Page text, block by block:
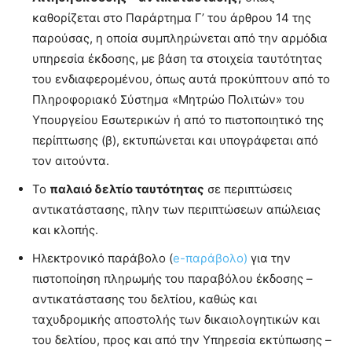
καθορίζεται στο Παράρτημα Γ’ του άρθρου 14 της
παρούσας, η οποία συμπληρώνεται από την αρμόδια
υπηρεσία έκδοσης, με βάση τα στοιχεία ταυτότητας
του ενδιαφερομένου, όπως αυτά προκύπτουν από το
Πληροφοριακό Σύστημα «Μητρώο Πολιτών» του
Υπουργείου Εσωτερικών ή από το πιστοποιητικό της
περίπτωσης (β), εκτυπώνεται και υπογράφεται από
τον αιτούντα.
Το παλαιό δελτίο ταυτότητας σε περιπτώσεις
αντικατάστασης, πλην των περιπτώσεων απώλειας
και κλοπής.
Ηλεκτρονικό παράβολο (e-παράβολο) για την
πιστοποίηση πληρωμής του παραβόλου έκδοσης –
αντικατάστασης του δελτίου, καθώς και
ταχυδρομικής αποστολής των δικαιολογητικών και
του δελτίου, προς και από την Υπηρεσία εκτύπωσης –